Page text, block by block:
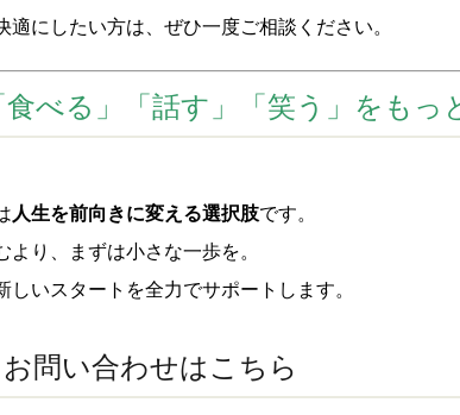
にしたい方は、ぜひ一度ご相談ください。
べる」「話す」「笑う」をもっ
人生を前向きに変える選択肢です。
り、まずは小さな一歩を。
しいスタートを全力でサポートします。
問い合わせはこちら